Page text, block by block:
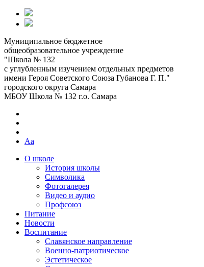
Муниципальное бюджетное
общеобразовательное учреждение
"Школа № 132
с углубленным изучением отдельных предметов
имени Героя Советского Союза Губанова Г. П."
городского округа Самара
МБОУ Школа № 132 г.о. Самара
Aa
О школе
История школы
Символика
Фотогалерея
Видео и аудио
Профсоюз
Питание
Новости
Воспитание
Славянское направление
Военно-патриотическое
Эстетическое